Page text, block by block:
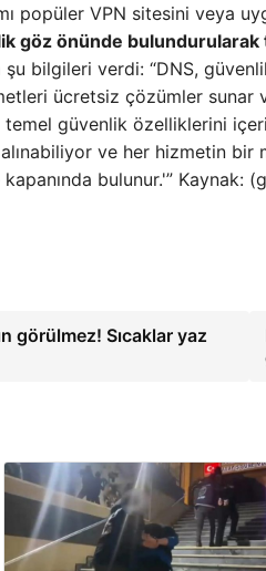
popüler VPN sitesini veya
göz önünde bulundurularak
bilgileri verdi: “DNS,
ücretsiz çözümler sunar
güvenlik özelliklerini
alınabiliyor ve her hizmetin
bulunur.'” Kaynak:
görülmez! Sıcaklar yaz